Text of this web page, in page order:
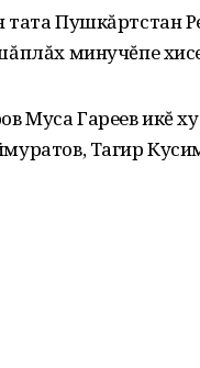
тата Пушкăртстан
минучĕпе
Муса Гареев икĕ
Тагир